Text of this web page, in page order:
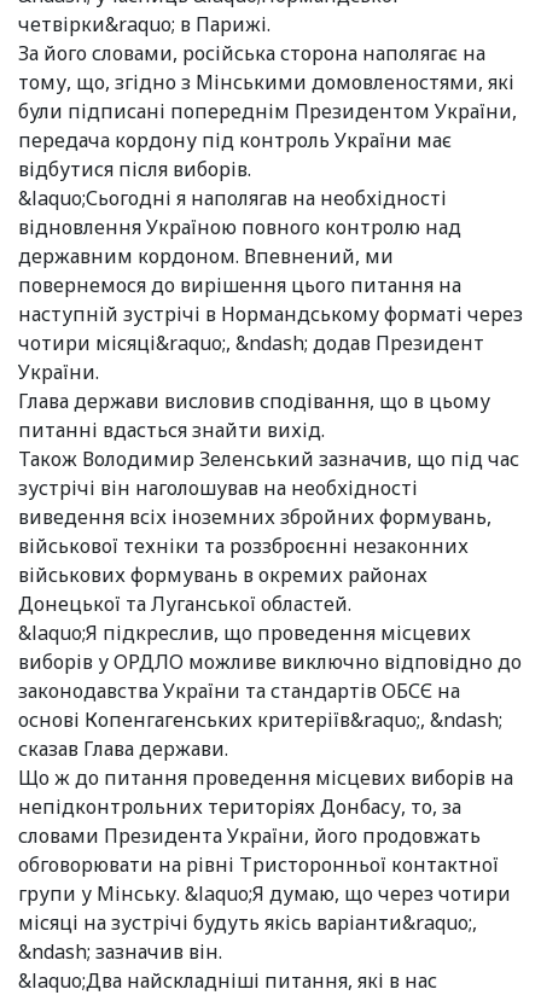
четвірки&raquo; в Парижі.
За його словами, російська сторона наполягає на
тому, що, згідно з Мінськими домовленостями, які
були підписані попереднім Президентом України,
передача кордону під контроль України має
відбутися після виборів.
&laquo;Сьогодні я наполягав на необхідності
відновлення Україною повного контролю над
державним кордоном. Впевнений, ми
повернемося до вирішення цього питання на
наступній зустрічі в Нормандському форматі через
чотири місяці&raquo;, &ndash; додав Президент
України.
Глава держави висловив сподівання, що в цьому
питанні вдасться знайти вихід.
Також Володимир Зеленський зазначив, що під час
зустрічі він наголошував на необхідності
виведення всіх іноземних збройних формувань,
військової техніки та роззброєнні незаконних
військових формувань в окремих районах
Донецької та Луганської областей.
&laquo;Я підкреслив, що проведення місцевих
виборів у ОРДЛО можливе виключно відповідно до
законодавства України та стандартів ОБСЄ на
основі Копенгагенських критеріїв&raquo;, &ndash;
сказав Глава держави.
Що ж до питання проведення місцевих виборів на
непідконтрольних територіях Донбасу, то, за
словами Президента України, його продовжать
обговорювати на рівні Тристоронньої контактної
групи у Мінську. &laquo;Я думаю, що через чотири
місяці на зустрічі будуть якісь варіанти&raquo;,
&ndash; зазначив він.
&laquo;Два найскладніші питання, які в нас